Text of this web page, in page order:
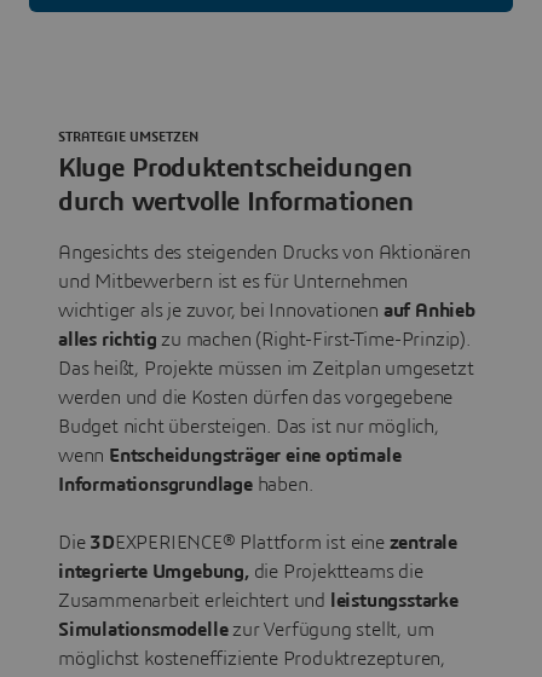
Kluge Produktentscheidungen
durch wertvolle Informationen
STRATEGIE UMSETZEN
Angesichts des steigenden Drucks von Aktionären
und Mitbewerbern ist es für Unternehmen
wichtiger als je zuvor, bei Innovationen auf Anhieb
alles richtig zu machen (Right-First-Time-Prinzip).
Das heißt, Projekte müssen im Zeitplan umgesetzt
werden und die Kosten dürfen das vorgegebene
Budget nicht übersteigen. Das ist nur möglich,
wenn Entscheidungsträger eine optimale
Informationsgrundlagehaben.
Die 3DEXPERIENCE® Plattform ist eine zentrale
integrierte Umgebung,die Projektteams die
Zusammenarbeit erleichtert und
leistungsstarke
Simulationsmodellezur Verfügung stellt, um
möglichst kosteneffiziente Produktrezepturen,